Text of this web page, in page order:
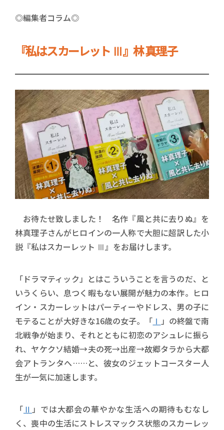
◎編集者コラム◎
『私はスカーレット Ⅲ』林 真理子
お待たせ致しました！ 名作『風と共に去りぬ』を
林真理子さんがヒロインの一人称で大胆に超訳した小
説『私はスカーレット Ⅲ』をお届けします。
「ドラマティック」とはこういうことを言うのだ、と
いうくらい、息つく暇もない展開が魅力の本作。ヒロ
イン・スカーレットはパーティーやドレス、男の子に
モテることが大好きな16歳の女子。「 Ⅰ 」の終盤で南
北戦争が始まり、それとともに初恋のアシュレに振ら
れ、ヤケクソ結婚→夫の死→出産→故郷タラから大都
会アトランタへ……と、彼女のジェットコースター人
生が一気に加速します。
「 Ⅱ 」では大都会の華やかな生活への期待もむなし
く、喪中の生活にストレスマックス状態のスカーレッ